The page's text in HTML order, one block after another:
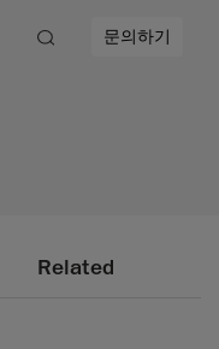
문의하기
Related